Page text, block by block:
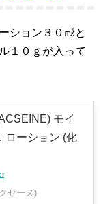
ション３０㎖と
１０ｇが入って
モイ
ローション (化
セーヌ)